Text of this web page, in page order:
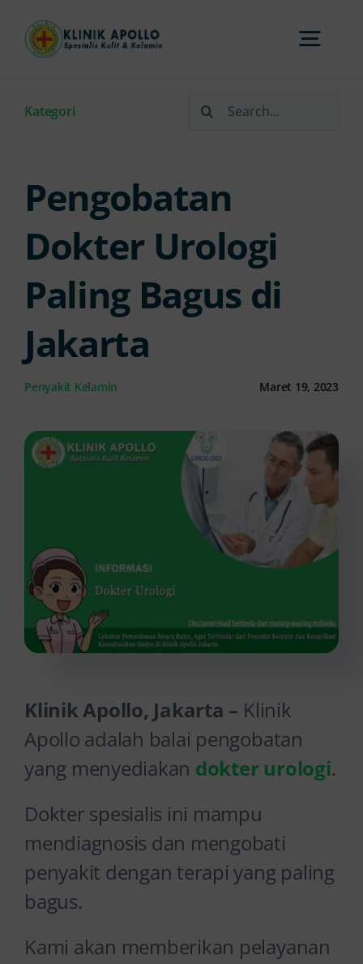
Home
Layanan
FAQs
Kategori
Search
Pengobatan
Dokter Urologi
Paling Bagus di
Jakarta
Penyakit Kelamin Maret 19, 2023
Klinik Apollo, Jakarta – Klinik
Apollo adalah balai pengobatan
yang menyediakan dokter urologi.
Dokter spesialis ini mampu
mendiagnosis dan mengobati
penyakit dengan terapi yang paling
bagus.
Kami akan memberikan pelayanan